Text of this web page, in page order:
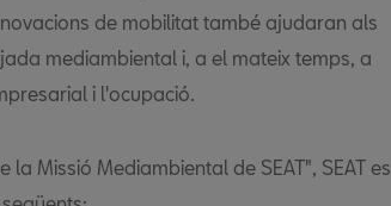
de mobilitat també ajudaran als
mediambiental i, a el mateix temps, a
i l'ocupació.
Missió Mediambiental de SEAT", SEAT es